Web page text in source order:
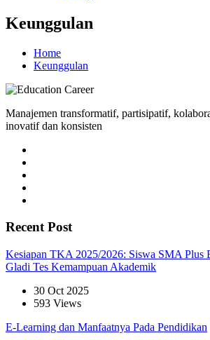
Keunggulan
Home
Keunggulan
Manajemen transformatif, partisipatif,
inovatif dan konsisten
Recent Post
Kesiapan TKA 2025/2026: Siswa SMA Plus
Gladi Tes Kemampuan Akademik
30 Oct 2025
593 Views
E-Learning dan Manfaatnya Pada Pendidikan